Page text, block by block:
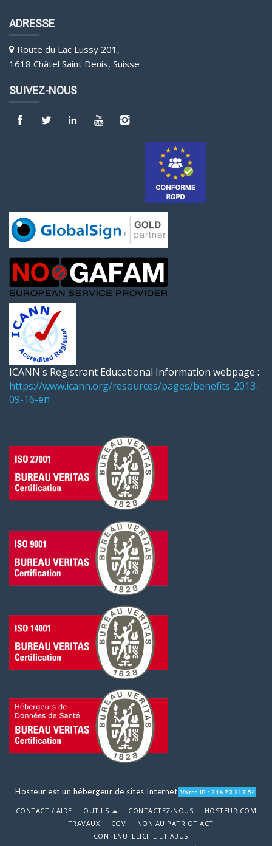
ADRESSE
Route du Lac Lussy 201,
1618 Châtel Saint Denis, Suisse
SUIVEZ-NOUS
ICANN's Registrant Educational Information webpage :
https://www.icann.org/resources/pages/benefits-2013-
09-16-en
Hosteur est un hébergeur de sites Internet Votre IP : 216.73.217.54
CONTACT / AIDE OUTILS CONTACTEZ-NOUS
HOSTEUR.COM
TRAVAUX
CGV
NON AU PATRIOT ACT
CONTENU ILLICITE ET ABUS